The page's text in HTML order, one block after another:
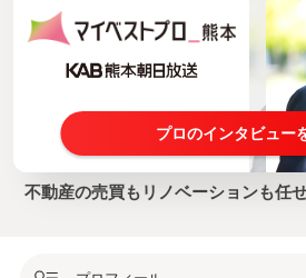
プロのインタビュー
不動産の売買もリノベーションも任